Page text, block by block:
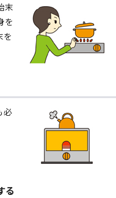
末
を
を
必
る